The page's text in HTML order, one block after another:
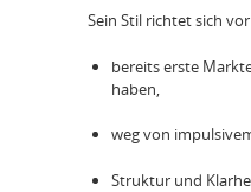
Sein Stil richtet sich
bereits erste
haben,
weg von
Struktur und